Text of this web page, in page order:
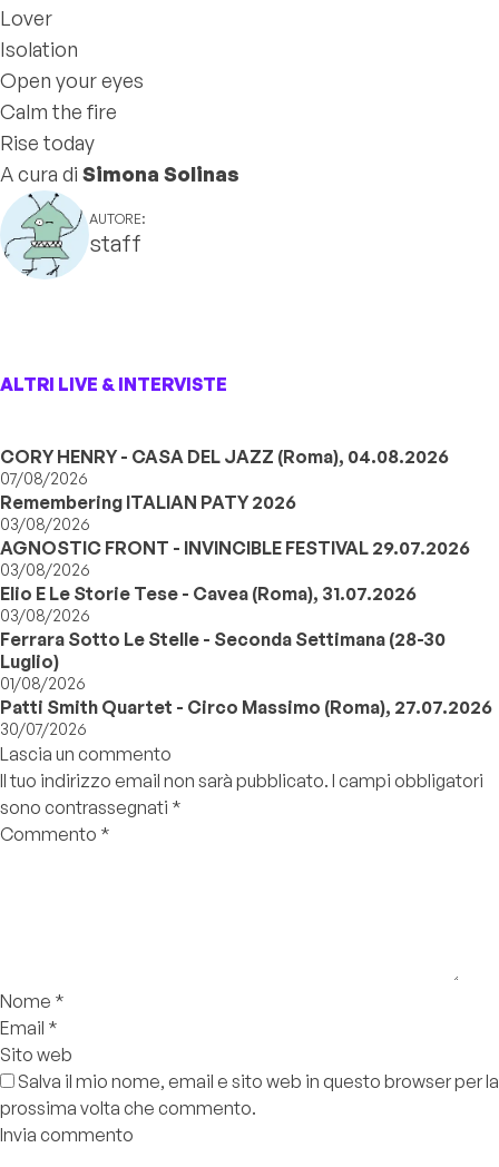
Lover
Isolation
Open your eyes
Calm the fire
Rise today
A cura di Simona Solinas
AUTORE:
staff
ALTRI LIVE & INTERVISTE
CORY HENRY - CASA DEL JAZZ (Roma), 04.08.2026
07/08/2026
Remembering ITALIAN PATY 2026
03/08/2026
AGNOSTIC FRONT - INVINCIBLE FESTIVAL 29.07.2026
03/08/2026
Elio E Le Storie Tese - Cavea (Roma), 31.07.2026
03/08/2026
Ferrara Sotto Le Stelle - Seconda Settimana (28-30
Luglio)
01/08/2026
Patti Smith Quartet - Circo Massimo (Roma), 27.07.2026
30/07/2026
Lascia un commento
Il tuo indirizzo email non sarà pubblicato. I campi obbligatori
sono contrassegnati *
Commento *
Nome *
Email *
Sito web
Salva il mio nome, email e sito web in questo browser per la
prossima volta che commento.